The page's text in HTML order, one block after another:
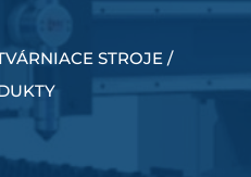
STROJE /